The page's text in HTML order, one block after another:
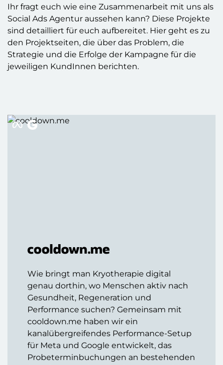
Ihr fragt euch wie eine Zusammenarbeit mit uns als
Social Ads Agentur aussehen kann? Diese Projekte
sind detailliert für euch aufbereitet. Hier geht es zu
den Projektseiten, die über das Problem, die
Strategie und die Erfolge der Kampagne für die
jeweiligen KundInnen berichten.
cooldown.me
Wie bringt man Kryotherapie digital
genau dorthin, wo Menschen aktiv nach
Gesundheit, Regeneration und
Performance suchen? Gemeinsam mit
cooldown.me haben wir ein
kanalübergreifendes Performance-Setup
für Meta und Google entwickelt, das
Probeterminbuchungen an bestehenden